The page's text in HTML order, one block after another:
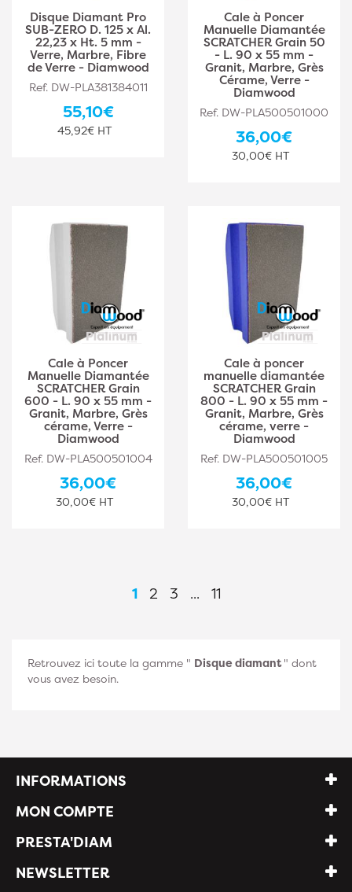
Disque Diamant Pro
SUB-ZERO D. 125 x Al.
22,23 x Ht. 5 mm -
Verre, Marbre, Fibre
de Verre - Diamwood
Ref. DW-PLA381384011
55,10€
45,92€ HT
Cale à Poncer
Manuelle Diamantée
SCRATCHER Grain 50
- L. 90 x 55 mm -
Granit, Marbre, Grès
Cérame, Verre -
Diamwood
Ref. DW-PLA500501000
36,00€
30,00€ HT
Cale à Poncer
Manuelle Diamantée
SCRATCHER Grain
600 - L. 90 x 55 mm -
Granit, Marbre, Grès
cérame, Verre -
Diamwood
Ref. DW-PLA500501004
36,00€
30,00€ HT
Cale à poncer
manuelle diamantée
SCRATCHER Grain
800 - L. 90 x 55 mm -
Granit, Marbre, Grès
cérame, verre -
Diamwood
Ref. DW-PLA500501005
36,00€
30,00€ HT
1 2 3 ... 11
Retrouvez ici toute la gamme " Disque diamant" dont
vous avez besoin.
INFORMATIONS
MON COMPTE
PRESTA'DIAM
NEWSLETTER